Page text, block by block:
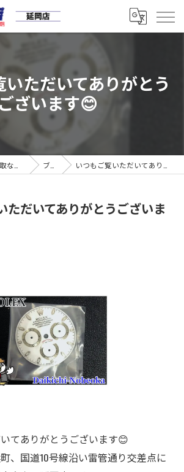
ただいてありがとう
ざいます😊
ブログ いつもご覧いただいてありがとうございます😊
ただいてありがとうございま
てありがとうございます😊
、国道10号線沿い雷管通り交差点に